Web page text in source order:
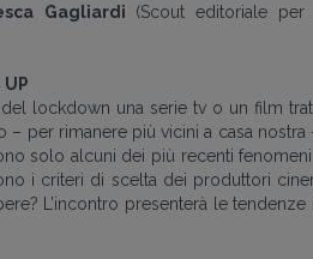
Gagliardi (Scout editoriale
UP
lockdown una serie tv o un film
– per rimanere più vicini a casa
solo alcuni dei più recenti
i criteri di scelta dei produttori
L’incontro presenterà le